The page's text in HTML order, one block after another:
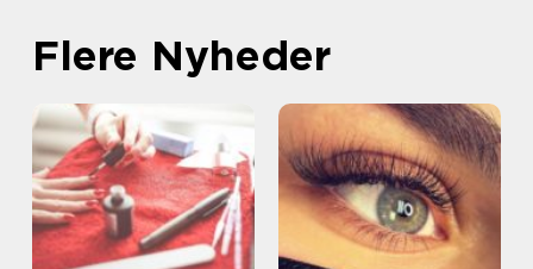
Flere Nyheder